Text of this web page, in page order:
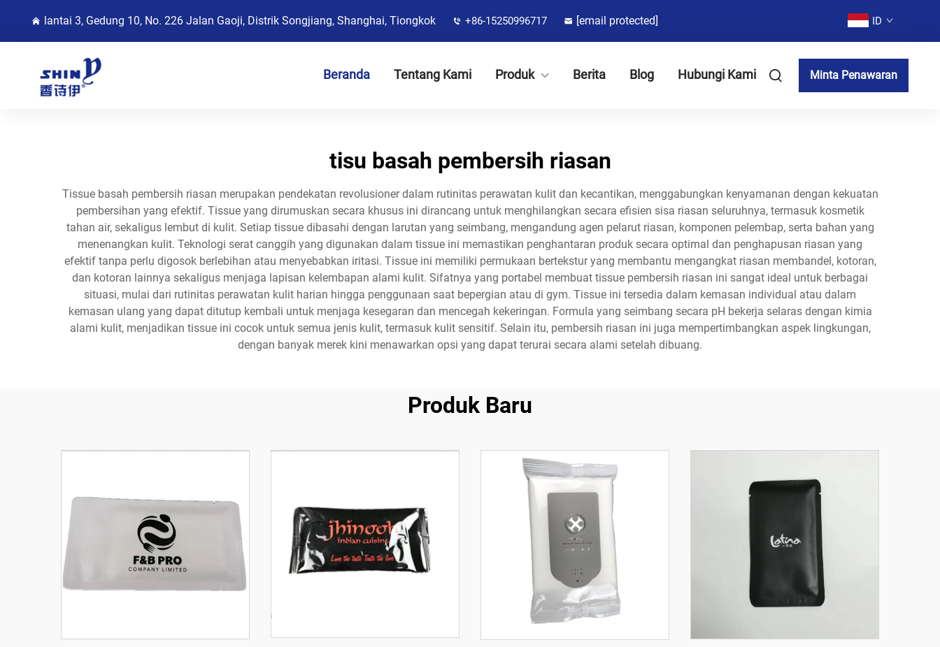
lantai 3, Gedung 10, No. 226 Jalan Gaoji, Distrik Songjiang, Shanghai, Tiongkok +86-15250996717 [email protected] ID
Beranda Tentang Kami Produk Berita Blog Hubungi Kami Minta Penawaran
tisu basah pembersih riasan
Tissue basah pembersih riasan merupakan pendekatan revolusioner dalam rutinitas perawatan kulit dan kecantikan, menggabungkan kenyamanan dengan kekuatan
pembersihan yang efektif. Tissue yang dirumuskan secara khusus ini dirancang untuk menghilangkan secara efisien sisa riasan seluruhnya, termasuk kosmetik
tahan air, sekaligus lembut di kulit. Setiap tissue dibasahi dengan larutan yang seimbang, mengandung agen pelarut riasan, komponen pelembap, serta bahan yang
menenangkan kulit. Teknologi serat canggih yang digunakan dalam tissue ini memastikan penghantaran produk secara optimal dan penghapusan riasan yang
efektif tanpa perlu digosok berlebihan atau menyebabkan iritasi. Tissue ini memiliki permukaan bertekstur yang membantu mengangkat riasan membandel, kotoran,
dan kotoran lainnya sekaligus menjaga lapisan kelembapan alami kulit. Sifatnya yang portabel membuat tissue pembersih riasan ini sangat ideal untuk berbagai
situasi, mulai dari rutinitas perawatan kulit harian hingga penggunaan saat bepergian atau di gym. Tissue ini tersedia dalam kemasan individual atau dalam
kemasan ulang yang dapat ditutup kembali untuk menjaga kesegaran dan mencegah kekeringan. Formula yang seimbang secara pH bekerja selaras dengan kimia
alami kulit, menjadikan tissue ini cocok untuk semua jenis kulit, termasuk kulit sensitif. Selain itu, pembersih riasan ini juga mempertimbangkan aspek lingkungan,
dengan banyak merek kini menawarkan opsi yang dapat terurai secara alami setelah dibuang.
Produk Baru